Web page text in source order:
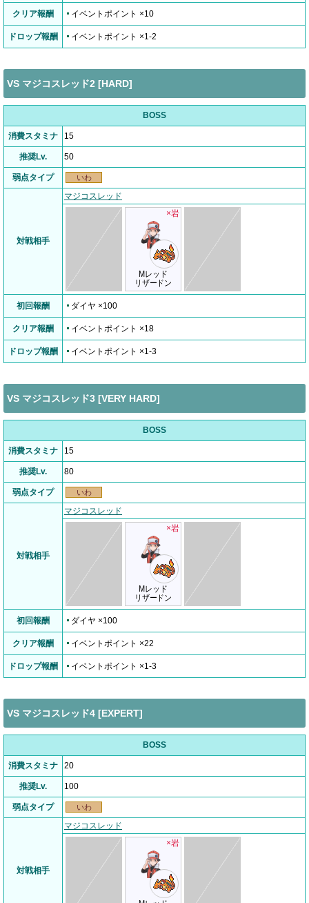
クリア報酬 イベントポイント ×10
ドロップ報酬 イベントポイント ×1-2
VS マジコスレッド2 [HARD]
BOSS
消費スタミナ 15
推奨Lv. 50
弱点タイプ いわ
対戦相手
マジコスレッド
Mレッド
リザードン
×岩
初回報酬 ダイヤ ×100
クリア報酬 イベントポイント ×18
ドロップ報酬 イベントポイント ×1-3
VS マジコスレッド3 [VERY HARD]
BOSS
消費スタミナ 15
推奨Lv. 80
弱点タイプ いわ
対戦相手
マジコスレッド
Mレッド
リザードン
×岩
初回報酬 ダイヤ ×100
クリア報酬 イベントポイント ×22
ドロップ報酬 イベントポイント ×1-3
VS マジコスレッド4 [EXPERT]
BOSS
消費スタミナ 20
推奨Lv. 100
弱点タイプ いわ
対戦相手
マジコスレッド
×岩